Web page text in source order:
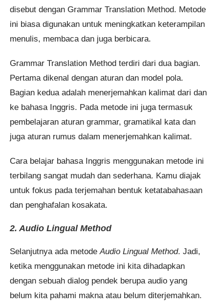
disebut dengan Grammar Translation Method. Metode
ini biasa digunakan untuk meningkatkan keterampilan
menulis, membaca dan juga berbicara.
Grammar Translation Method terdiri dari dua bagian.
Pertama dikenal dengan aturan dan model pola.
Bagian kedua adalah menerjemahkan kalimat dari dan
ke bahasa Inggris. Pada metode ini juga termasuk
pembelajaran aturan grammar, gramatikal kata dan
juga aturan rumus dalam menerjemahkan kalimat.
Cara belajar bahasa Inggris menggunakan metode ini
terbilang sangat mudah dan sederhana. Kamu diajak
untuk fokus pada terjemahan bentuk ketatabahasaan
dan penghafalan kosakata.
2. Audio Lingual Method
Selanjutnya ada metodeAudio Lingual Method. Jadi,
ketika menggunakan metode ini kita dihadapkan
dengan sebuah dialog pendek berupa audio yang
belum kita pahami makna atau belum diterjemahkan.